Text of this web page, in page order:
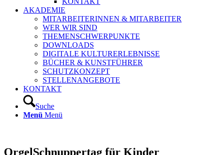
AKADEMIE
MITARBEITERINNEN & MITARBEITER
WER WIR SIND
THEMENSCHWERPUNKTE
DOWNLOADS
DIGITALE KULTURERLEBNISSE
BÜCHER & KUNSTFÜHRER
SCHUTZKONZEPT
STELLENANGEBOTE
KONTAKT
Suche
Menü Menü
OrgelSchnuppertag für Kinder